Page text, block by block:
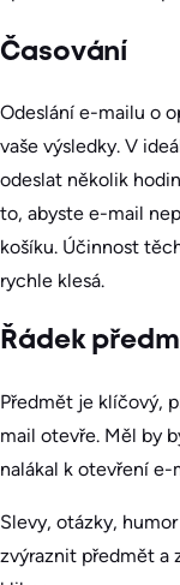
Časování
Odeslání e-mailu o
vaše výsledky. V
odeslat několik
to, abyste e-mail
košíku. Účinnost
rychle klesá.
Řádek
Předmět je klíčový,
mail otevře. Měl by
nalákal k otevření
Slevy, otázky,
zvýraznit předmět a